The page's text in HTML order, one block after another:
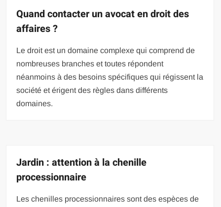
Quand contacter un avocat en droit des
affaires ?
Le droit est un domaine complexe qui comprend de
nombreuses branches et toutes répondent
néanmoins à des besoins spécifiques qui régissent la
société et érigent des règles dans différents
domaines.
Jardin : attention à la chenille
processionnaire
Les chenilles processionnaires sont des espèces de